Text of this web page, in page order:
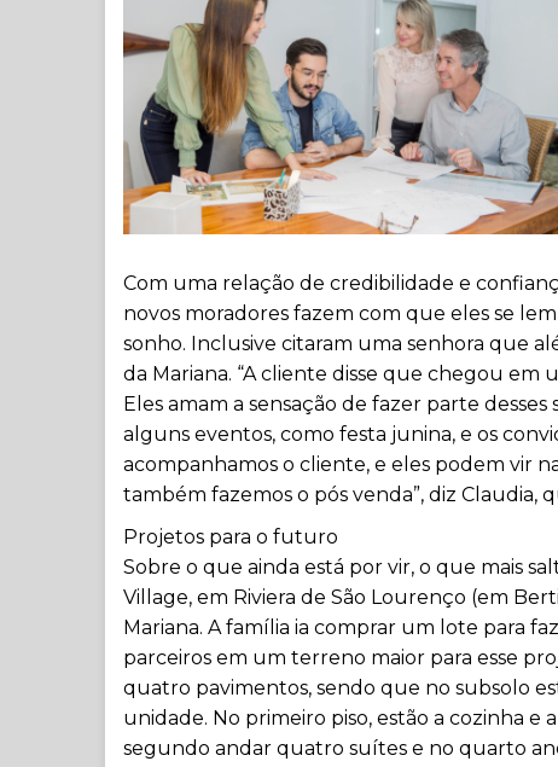
Com uma relação de credibilidade e
novos moradores fazem com que eles se
sonho. Inclusive citaram uma senhora que
da Mariana. “A cliente disse que chegou em
Eles amam a sensação de fazer parte
alguns eventos, como festa junina, e os
acompanhamos o cliente, e eles podem vir
também fazemos o pós venda”, diz
Projetos para o futuro
Sobre o que ainda está por vir, o que mais
Village, em Riviera de São Lourenço (em
Mariana. A família ia comprar um lote para
parceiros em um terreno maior para esse
quatro pavimentos, sendo que no subsolo
unidade. No primeiro piso, estão a cozinha e
segundo andar quatro suítes e no quarto